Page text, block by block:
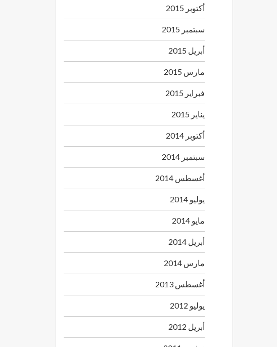
أكتوبر 2015
سبتمبر 2015
أبريل 2015
مارس 2015
فبراير 2015
يناير 2015
أكتوبر 2014
سبتمبر 2014
أغسطس 2014
يوليو 2014
مايو 2014
أبريل 2014
مارس 2014
أغسطس 2013
يوليو 2012
أبريل 2012